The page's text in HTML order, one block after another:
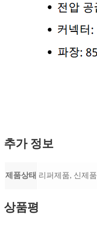
추가 정보
제품상태 리퍼제품, 신제품
상품평